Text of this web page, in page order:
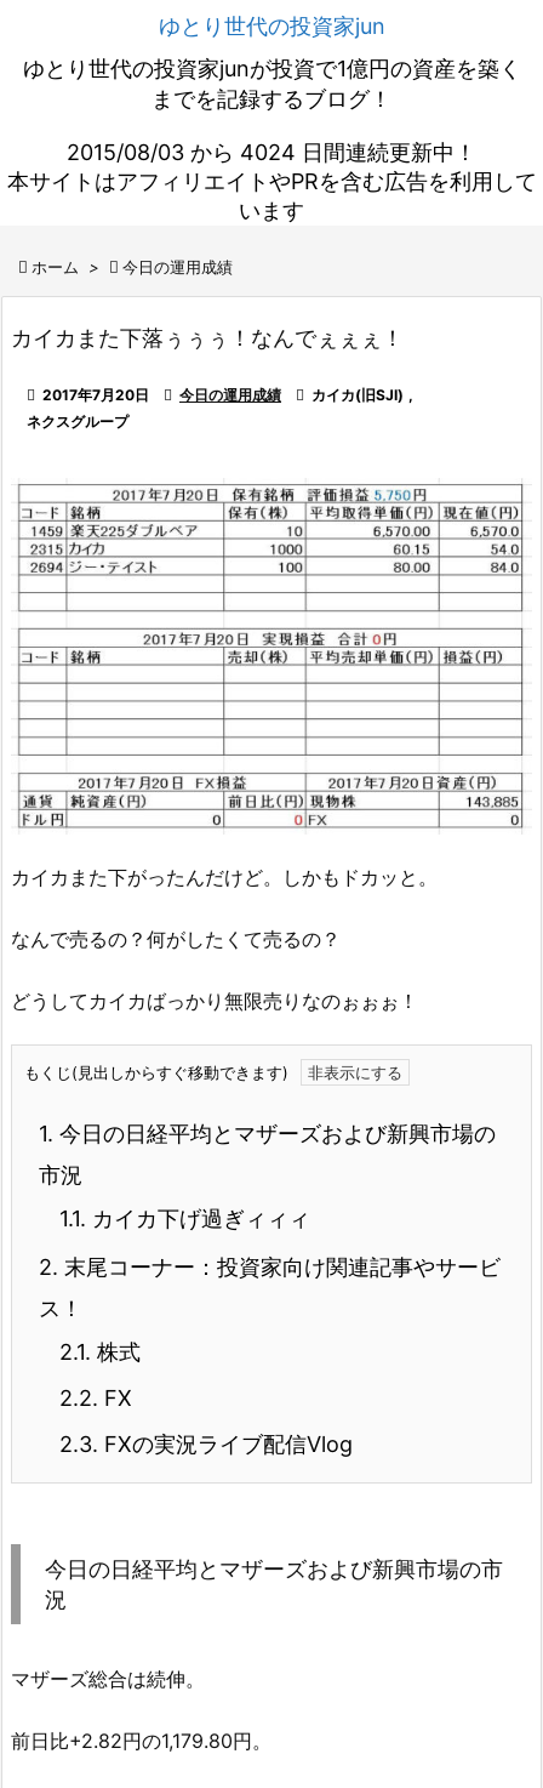
ゆとり世代の投資家jun
ゆとり世代の投資家junが投資で1億円の資産を築く
までを記録するブログ！
2015/08/03 から 4024 日間連続更新中！
本サイトはアフィリエイトやPRを含む広告を利用して
います
 ホーム >  今日の運用成績
カイカまた下落ぅぅぅ！なんでぇぇぇ！
 2017年7月20日  今日の運用成績  カイカ(旧SJI) ,
ネクスグループ
カイカまた下がったんだけど。しかもドカッと。
なんで売るの？何がしたくて売るの？
どうしてカイカばっかり無限売りなのぉぉぉ！
もくじ(見出しからすぐ移動できます)
1. 今日の日経平均とマザーズおよび新興市場の
市況
1.1. カイカ下げ過ぎィィィ
2. 末尾コーナー：投資家向け関連記事やサービ
ス！
2.1. 株式
2.2. FX
2.3. FXの実況ライブ配信Vlog
今日の日経平均とマザーズおよび新興市場の市
況
マザーズ総合は続伸。
前日比+2.82円の1,179.80円。